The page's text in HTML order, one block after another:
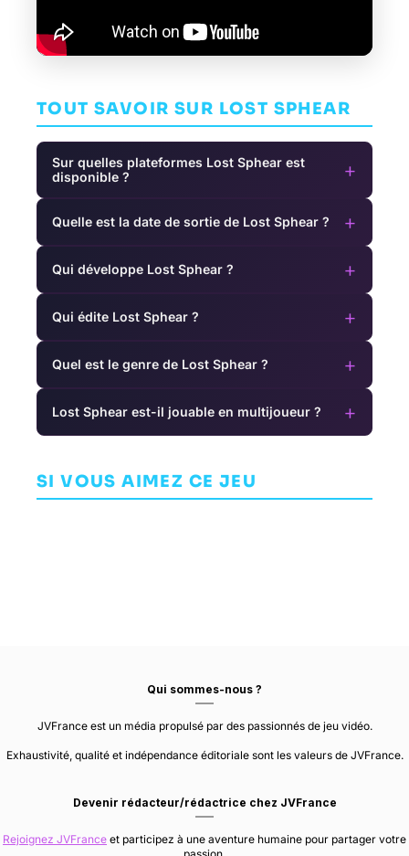
TOUT SAVOIR SUR LOST SPHEAR
Sur quelles plateformes Lost Sphear est
disponible ?
+
Quelle est la date de sortie de Lost Sphear ? +
Qui développe Lost Sphear ? +
Qui édite Lost Sphear ? +
Quel est le genre de Lost Sphear ? +
Lost Sphear est-il jouable en multijoueur ? +
SI VOUS AIMEZ CE JEU
JEU DE RÔLE (RPG)
IRON GATE
Enhanced
Qui sommes-nous ?
JVFrance est un média propulsé par des passionnés de jeu vidéo.
Exhaustivité, qualité et indépendance éditoriale sont les valeurs de JVFrance.
Devenir rédacteur/rédactrice chez JVFrance
Rejoignez JVFrance et participez à une aventure humaine pour partager votre